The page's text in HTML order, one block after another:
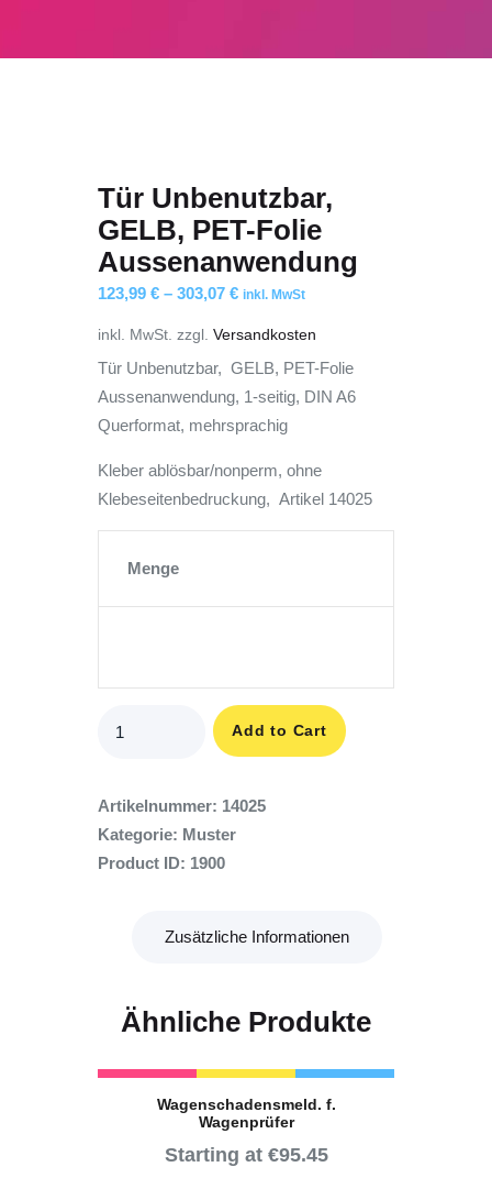
Tür Unbenutzbar,
GELB, PET-Folie
Aussenanwendung
123,99 € – 303,07 € inkl. MwSt
inkl. MwSt. zzgl. Versandkosten
Tür Unbenutzbar, GELB, PET-Folie
Aussenanwendung, 1-seitig, DIN A6
Querformat, mehrsprachig
Kleber ablösbar/nonperm, ohne
Klebeseitenbedruckung, Artikel 14025
Menge
PET-
Folie
Aussenanwendung
Add to Cart
Artikelnummer: 14025
Kategorie: Muster
Product ID: 1900
Zusätzliche Informationen
Ähnliche Produkte
Wagenschadensmeld. f.
Wagenprüfer
Starting at €95.45